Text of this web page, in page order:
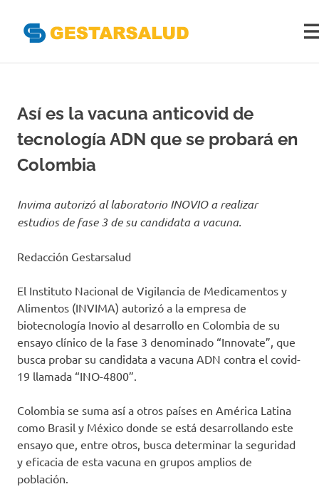
del
Aseguramiento
de
la
Así es la vacuna anticovid de
tecnología ADN que se probará en
Colombia
Invima autorizó al laboratorio INOVIO a realizar
estudios de fase 3 de su candidata a vacuna.
Redacción Gestarsalud
El Instituto Nacional de Vigilancia de Medicamentos y
Alimentos (INVIMA) autorizó a la empresa de
biotecnología Inovio al desarrollo en Colombia de su
ensayo clínico de la fase 3 denominado “Innovate”, que
busca probar su candidata a vacuna ADN contra el covid-
19 llamada “INO-4800”.
Colombia se suma así a otros países en América Latina
como Brasil y México donde se está desarrollando este
ensayo que, entre otros, busca determinar la seguridad
y eficacia de esta vacuna en grupos amplios de
población.